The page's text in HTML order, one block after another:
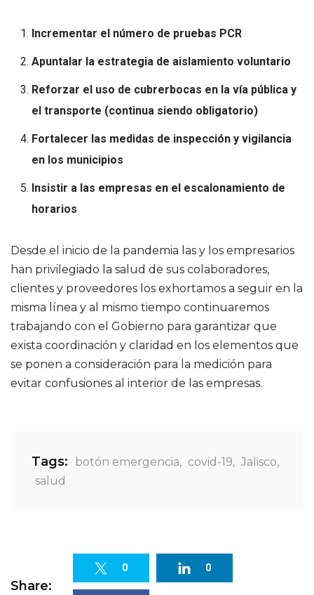
Incrementar el número de pruebas PCR
Apuntalar la estrategia de aislamiento voluntario
Reforzar el uso de cubrerbocas en la vía pública y
el transporte (continua siendo obligatorio)
Fortalecer las medidas de inspección y vigilancia
en los municipios
Insistir a las empresas en el escalonamiento de
horarios
Desde el inicio de la pandemia las y los empresarios
han privilegiado la salud de sus colaboradores,
clientes y proveedores los exhortamos a seguir en la
misma línea y al mismo tiempo continuaremos
trabajando con el Gobierno para garantizar que
exista coordinación y claridad en los elementos que
se ponen a consideración para la medición para
evitar confusiones al interior de las empresas.
Tags: botón emergencia, covid-19, Jalisco,
salud
Share:
0 0